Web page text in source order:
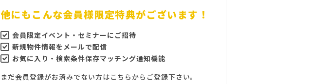
他にもこんな会員様限定特典がございます！
会員限定イベント・セミナーにご招待
新規物件情報をメールで配信
お気に入り・検索条件保存マッチング通知機能
まだ会員登録がお済みでない方はこちらからご登録下さい。